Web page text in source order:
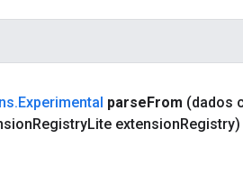
.Experimental parseFrom (dados
RegistryLite extensionRegistry)